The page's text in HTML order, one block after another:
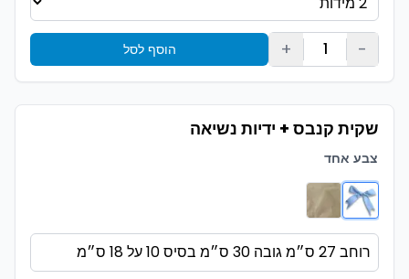
-
1
+ הוסף לסל
שקית קנבס + ידיות נשיאה
צבע אחד